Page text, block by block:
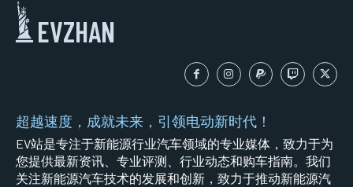
EVZHAN
超越速度，成就未来，引领电动新时代！
EV站是专注于新能源行业汽车领域的专业媒体，致力于为
您提供最新资讯、专业评测、行业动态和购车指南。我们
关注新能源汽车技术的发展和创新，致力于推动新能源汽